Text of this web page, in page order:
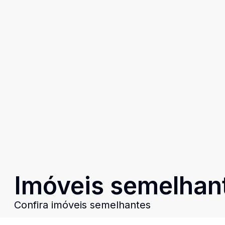
Imóveis
Confira imóveis semelhantes